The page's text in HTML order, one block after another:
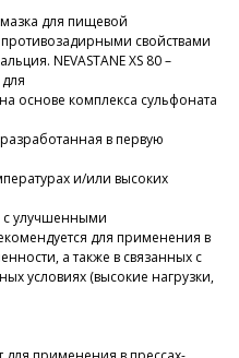
для пищевой
свойствами
NEVASTANE XS 80 –
основе комплекса сульфоната
в первую
и/или высоких
с улучшенными
для применения в
а также в связанных с
условиях (высокие нагрузки,